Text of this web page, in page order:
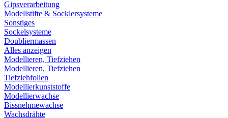
Gipsverarbeitung
Modellstifte & Socklersysteme
Sonstiges
Sockelsysteme
Doubliermassen
Alles anzeigen
Modellieren, Tiefziehen
Modellieren, Tiefziehen
Tiefziehfolien
Modellierkunststoffe
Modellierwachse
Bissnehmewachse
Wachsdrähte